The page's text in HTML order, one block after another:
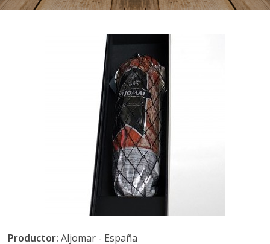
Productor: Aljomar - España